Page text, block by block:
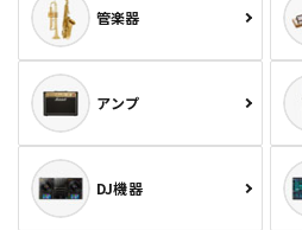
管楽器
アンプ
DJ機器